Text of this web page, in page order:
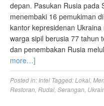
depan. Pasukan Rusia pada
menembaki 16 pemukiman
kantor kepresidenan
warga sipil berusia 77 tahun
dan penembakan Rusia
more…]
Posted in: Intel Tagged:Lokal
Restoran Rudal Serangan